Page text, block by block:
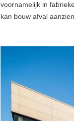
voornamelijk in
kan bouw afval